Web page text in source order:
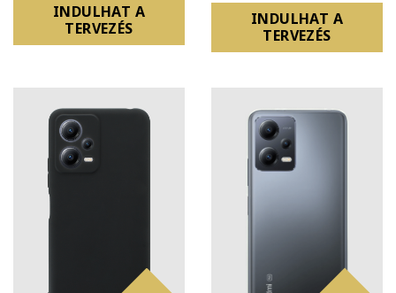
INDULHAT A
TERVEZÉS
INDULHAT A
TERVEZÉS